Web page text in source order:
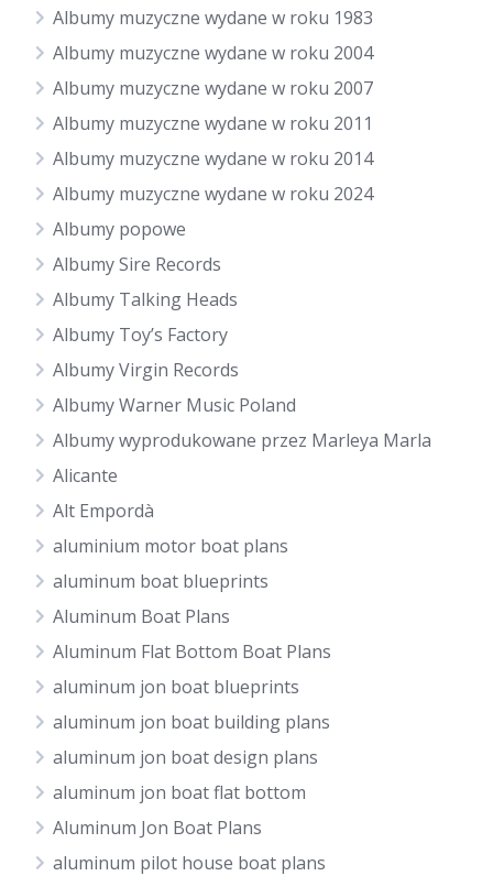
Albumy muzyczne wydane w roku 1983
Albumy muzyczne wydane w roku 2004
Albumy muzyczne wydane w roku 2007
Albumy muzyczne wydane w roku 2011
Albumy muzyczne wydane w roku 2014
Albumy muzyczne wydane w roku 2024
Albumy popowe
Albumy Sire Records
Albumy Talking Heads
Albumy Toy’s Factory
Albumy Virgin Records
Albumy Warner Music Poland
Albumy wyprodukowane przez Marleya Marla
Alicante
Alt Empordà
aluminium motor boat plans
aluminum boat blueprints
Aluminum Boat Plans
Aluminum Flat Bottom Boat Plans
aluminum jon boat blueprints
aluminum jon boat building plans
aluminum jon boat design plans
aluminum jon boat flat bottom
Aluminum Jon Boat Plans
aluminum pilot house boat plans